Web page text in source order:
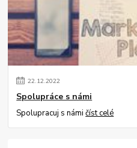
22.12.2022
Spolupráce s námi
Spolupracuj s námičíst celé